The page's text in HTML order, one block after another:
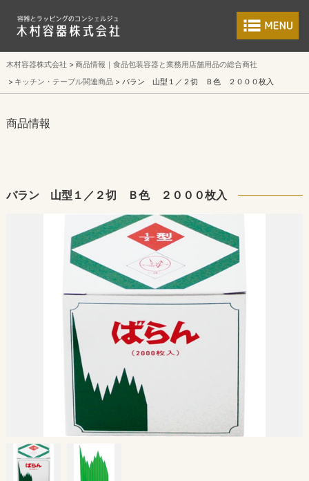
食品包装容器と
木村容器株式会社
商品情報｜食品包装容器と業務用店舗用品の総合商社
キッチン・テーブル関連商品
バラン 山型１／２切 Ｂ色 ２０００枚入
商品情報
バラン 山型１／２切 Ｂ色 ２０００枚入